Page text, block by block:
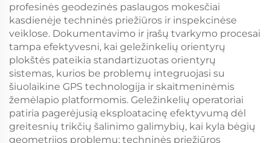
profesinės geodezinės paslaugos mokesčiai
kasdienėje techninės priežiūros ir inspekcinėse
veiklose. Dokumentavimo ir įrašų tvarkymo procesai
tampa efektyvesni, kai geležinkelių orientyrų
plokštės pateikia standartizuotas orientyrų
sistemas, kurios be problemų integruojasi su
šiuolaikine GPS technologija ir skaitmeninėmis
žemėlapio platformomis. Geležinkelių operatoriai
patiria pagerėjusią eksploatacinę efektyvumą dėl
greitesnių trikčių šalinimo galimybių, kai kyla bėgių
geometrijos problemų: techninės priežiūros